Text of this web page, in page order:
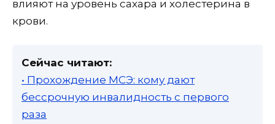
влияют на уровень сахара и холестерина в
крови.
Сейчас читают:
• Прохождение МСЭ: кому дают
бессрочную инвалидность с первого
раза